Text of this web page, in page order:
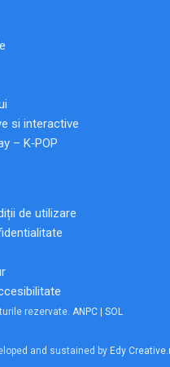
si interactive
– K‑POP
de utilizare
rezervate. ANPC | SOL
and sustained by Edy